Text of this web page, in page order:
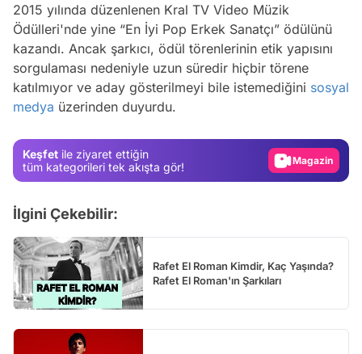
2015 yılında düzenlenen Kral TV Video Müzik
Ödülleri'nde yine “En İyi Pop Erkek Sanatçı” ödülünü
kazandı. Ancak şarkıcı, ödül törenlerinin etik yapısını
sorgulaması nedeniyle uzun süredir hiçbir törene
katılmıyor ve aday gösterilmeyi bile istemediğini sosyal
medya üzerinden duyurdu.
Keşfet ile ziyaret ettiğin
tüm kategorileri tek akışta gör!
Video
Video
İlgini Çekebilir:
Rafet El Roman Kimdir, Kaç Yaşında?
Rafet El Roman'ın Şarkıları